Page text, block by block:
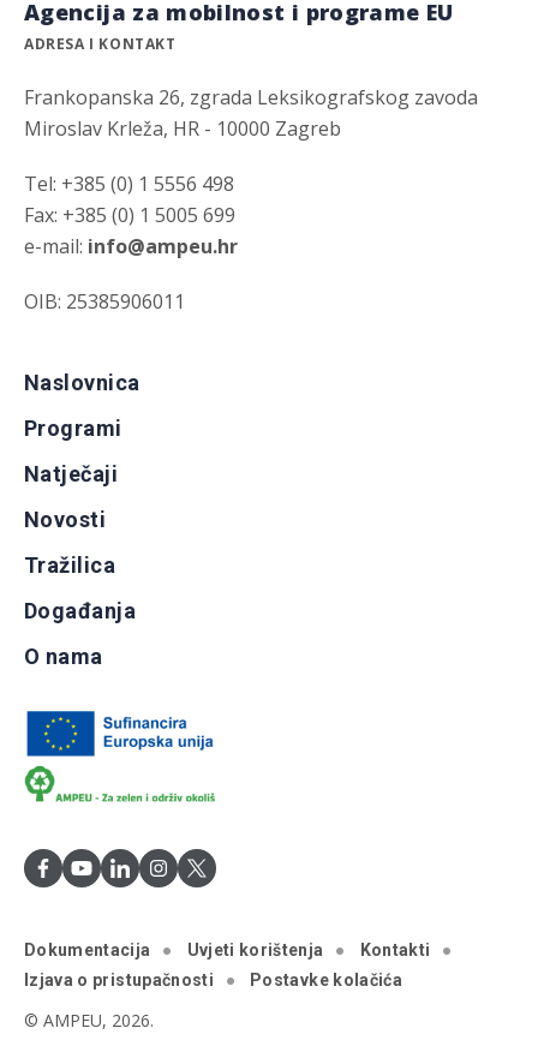
Agencija za mobilnost i programe EU
ADRESA I KONTAKT
Frankopanska 26, zgrada Leksikografskog zavoda
Miroslav Krleža, HR - 10000 Zagreb
Tel: +385 (0) 1 5556 498
Fax: +385 (0) 1 5005 699
e-mail: info@ampeu.hr
OIB: 25385906011
Naslovnica
Programi
Natječaji
Novosti
Tražilica
Događanja
O nama
Dokumentacija Uvjeti korištenja
Kontakti
Izjava o pristupačnosti
Postavke kolačića
© AMPEU, 2026.